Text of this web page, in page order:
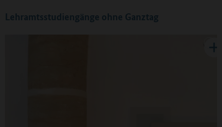
Lehramtsstudiengänge ohne Ganztag